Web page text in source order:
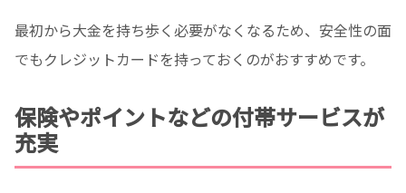
最初から大金を持ち歩く必要がなくなるため、安全性の面
でもクレジットカードを持っておくのがおすすめです。
保険やポイントなどの付帯サービスが
充実